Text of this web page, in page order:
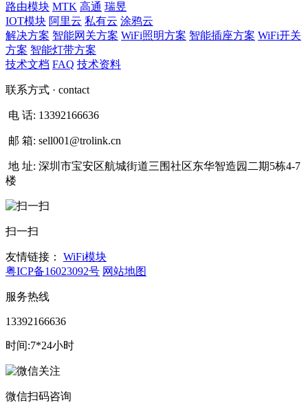
路由模块 MTK 高通 瑞昱
IOT模块 阿里云 私有云 涂鸦云
解决方案 智能网关方案 WiFi照明方案 智能插座方案 WiFi开关
方案 智能灯带方案
技术文档 FAQ 技术资料
联系方式 · contact
电 话: 13392166636
邮 箱: sell001@trolink.cn
地 址: 深圳市宝安区航城街道三围社区东华智造园二期5栋4-7
楼
扫一扫
友情链接：
WiFi模块
粤ICP备16023092号 网站地图
服务热线
13392166636
时间:7*24小时
微信扫码咨询